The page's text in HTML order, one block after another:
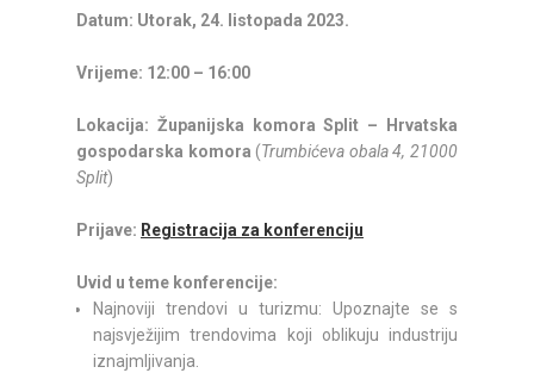
Datum: Utorak, 24. listopada 2023.
Vrijeme: 12:00 – 16:00
Lokacija: Županijska komora Split – Hrvatska
gospodarska komora(Trumbićeva obala 4, 21000
Split)
Prijave: Registracija za konferenciju
Uvid u teme konferencije:
Najnoviji trendovi u turizmu: Upoznajte se s
najsvježijim trendovima koji oblikuju industriju
iznajmljivanja.